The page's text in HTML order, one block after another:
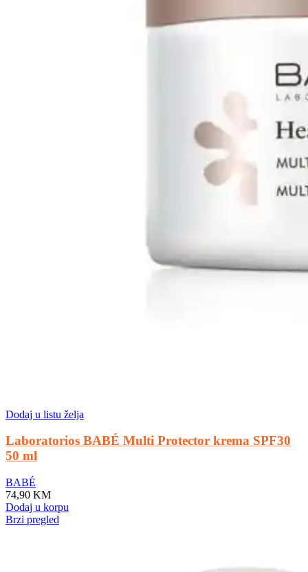
Dodaj u listu želja
Laboratorios BABÉ Multi Protector krema SPF30
50 ml
BABÉ
74,90 KM
Dodaj u korpu
Brzi pregled